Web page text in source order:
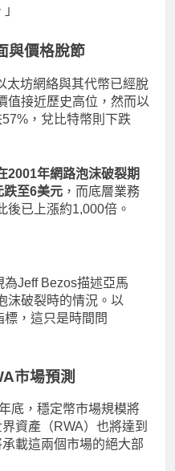
與價格脫節
太坊網絡與其代幣已經脫
值接近歷史高位，然而以
，兌比特幣則下跌
2001年網路泡沫破裂期
跌至6美元 ，而底層業務
已上漲約1,000倍。
為Jeff Bezos描述亞馬
沫破裂時的情況。以
，這只是時間問
市場預測
底，穩定幣市場規模將
資產（RWA）也將達到
載這兩個市場的絕大部